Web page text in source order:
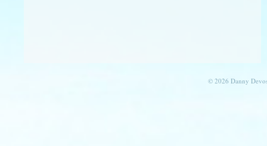
© 2026 Danny